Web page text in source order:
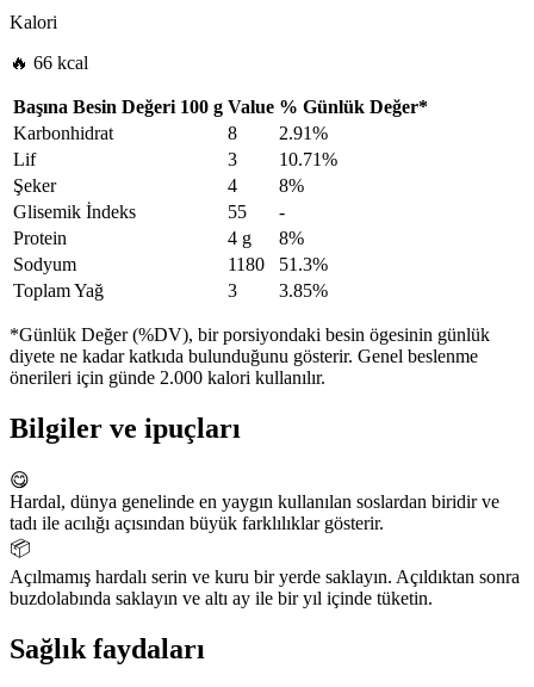
Kalori
🔥 66 kcal
Başına Besin Değeri 100 g Value % Günlük Değer*
Karbonhidrat
8
2.91%
Lif
3
10.71%
Şeker
4
8%
Glisemik İndeks
55
-
Protein
4 g
8%
Sodyum
1180
51.3%
Toplam Yağ
3 3.85%
*Günlük Değer (%DV), bir porsiyondaki besin ögesinin günlük
diyete ne kadar katkıda bulunduğunu gösterir. Genel beslenme
önerileri için günde 2.000 kalori kullanılır.
Bilgiler ve ipuçları
😋
Hardal, dünya genelinde en yaygın kullanılan soslardan biridir ve
tadı ile acılığı açısından büyük farklılıklar gösterir.
📦
Açılmamış hardalı serin ve kuru bir yerde saklayın. Açıldıktan sonra
buzdolabında saklayın ve altı ay ile bir yıl içinde tüketin.
Sağlık faydaları